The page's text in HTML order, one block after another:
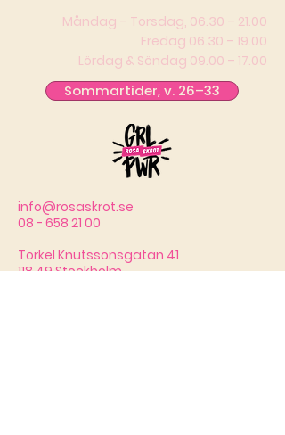
Måndag – Torsdag, 06.30 – 21.00
Fredag 06.30 – 19.00
Lördag & Söndag 09.00 – 17.00
Sommartider, v. 26–33
info@rosaskrot.se
08 - 658 21 00
Torkel Knutssonsgatan 41
118 49 Stockholm